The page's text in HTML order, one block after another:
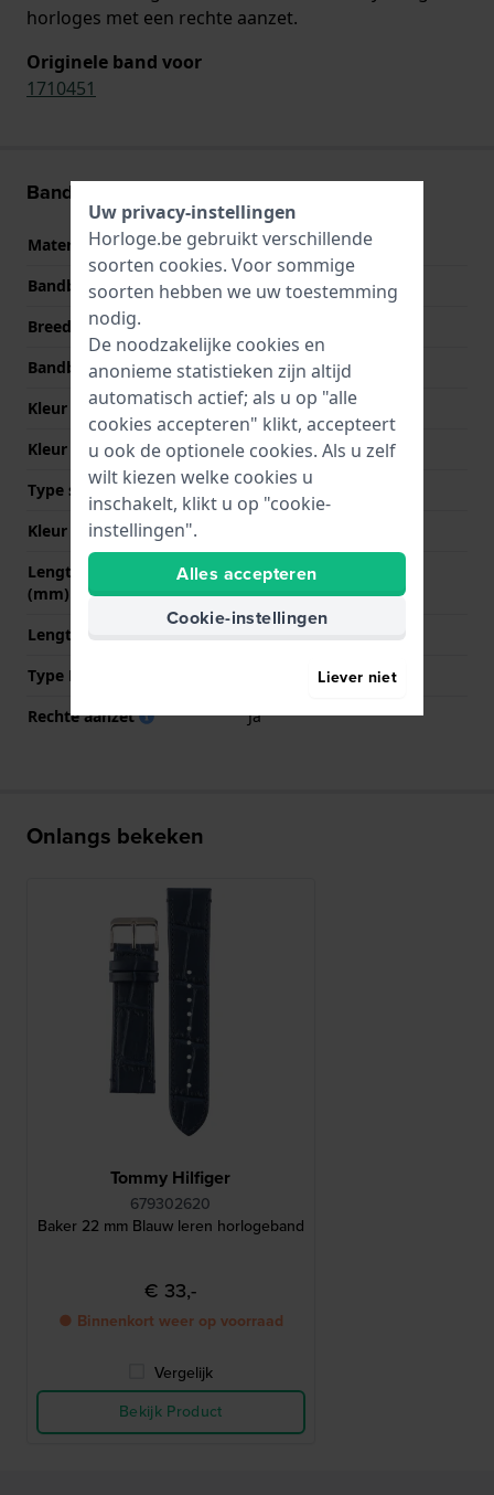
horloges met een rechte aanzet.
Originele band voor
1710451
Band informatie
Materiaal Band
Leer
Bandbreedte
22 mm
Breedte bandaanzet
Bandbreedte bij sluiting
20 mm
Kleur Band
Blauw
Kleur stiksel
Blauw
Type sluiting
Gesp
Kleur sluiting
Lengte band op 12 uur
(mm)
75 mm
Lengte band op 6 uur (mm)
125 mm
Type Bevestiging
Bandpennen
Rechte aanzet
Ja
Onlangs bekeken
Tommy Hilfiger
679302620
Baker 22 mm Blauw leren horlogeband
€ 33,-
● Binnenkort weer op voorraad
Vergelijk
Bekijk Product
Uw privacy-instellingen
Horloge.be gebruikt verschillende
soorten cookies. Voor sommige
soorten hebben we uw toestemming
nodig.
De noodzakelijke cookies en
anonieme statistieken zijn altijd
automatisch actief; als u op "alle
cookies accepteren" klikt, accepteert
u ook de optionele cookies. Als u zelf
wilt kiezen welke cookies u
inschakelt, klikt u op "cookie-
instellingen".
Alles accepteren
Cookie-instellingen
Liever niet